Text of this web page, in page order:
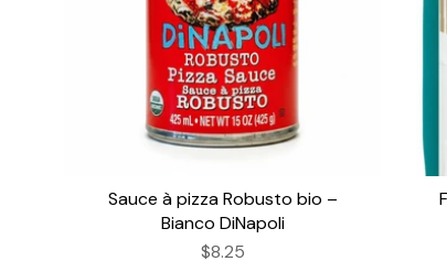
Sauce à pizza Robusto bio –
Bianco DiNapoli
$8.25